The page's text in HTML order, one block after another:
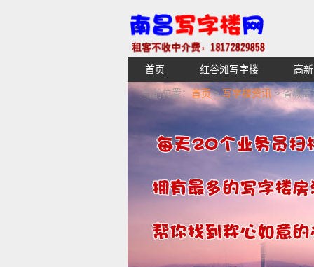
【不收中介费】南昌写字楼出租
湖青云谱写字楼
首页 红谷滩写字楼 高
当前位置： 首页>写字楼资讯> 省城高